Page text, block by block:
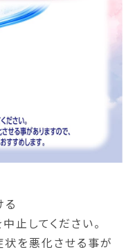
る
してください。
状を悪化させる事が